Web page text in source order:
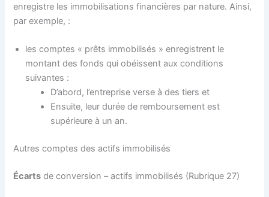
enregistre les immobilisations financières par nature. Ainsi,
par exemple, :
les comptes « prêts immobilisés » enregistrent le
montant des fonds qui obéissent aux conditions
suivantes :
D’abord, l’entreprise verse à des tiers et
Ensuite, leur durée de remboursement est
supérieure à un an.
Autres comptes des actifs immobilisés
Écarts de conversion – actifs immobilisés (Rubrique 27)